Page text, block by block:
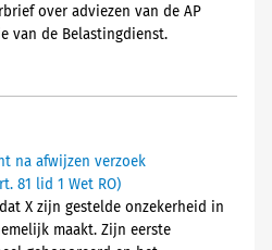
over adviezen van de AP
van de Belastingdienst.
na afwijzen verzoek
81 lid 1 Wet RO)
X zijn gestelde onzekerheid in
maakt. Zijn eerste